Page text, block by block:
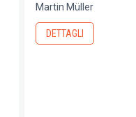
Martin Müller
DETTAGLI